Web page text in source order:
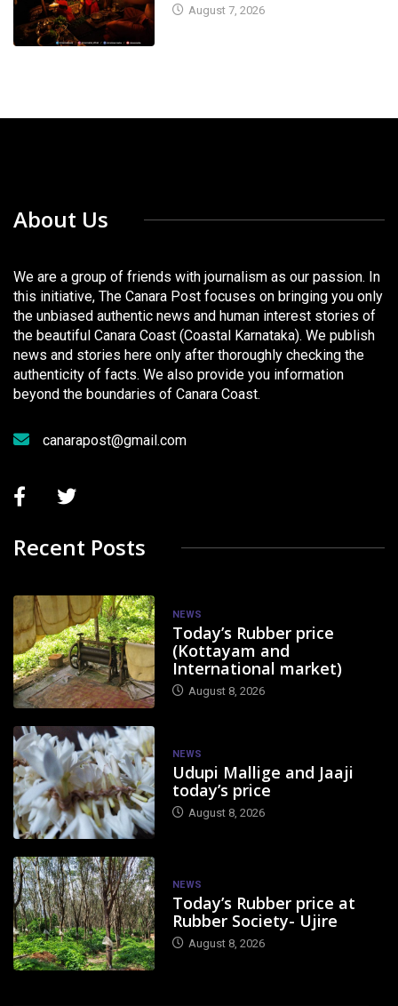
August 7, 2026
About Us
We are a group of friends with journalism as our passion. In
this initiative, The Canara Post focuses on bringing you only
the unbiased authentic news and human interest stories of
the beautiful Canara Coast (Coastal Karnataka). We publish
news and stories here only after thoroughly checking the
authenticity of facts. We also provide you information
beyond the boundaries of Canara Coast.
canarapost@gmail.com
Recent Posts
NEWS
Today’s Rubber price
(Kottayam and
International market)
August 8, 2026
NEWS
Udupi Mallige and Jaaji
today’s price
August 8, 2026
NEWS
Today’s Rubber price at
Rubber Society- Ujire
August 8, 2026